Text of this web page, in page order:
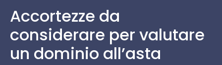
Accortezze da
considerare per valutare
un dominio all’asta